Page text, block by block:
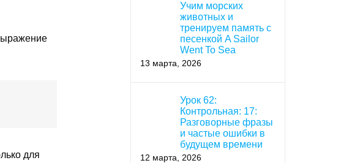
для
Учим морских
животных и
тренируем память с
песенкой A Sailor
Went To Sea
13 марта, 2026
Урок 62:
Контрольная: 17:
Разговорные фразы
и частые ошибки в
будущем времени
12 марта, 2026